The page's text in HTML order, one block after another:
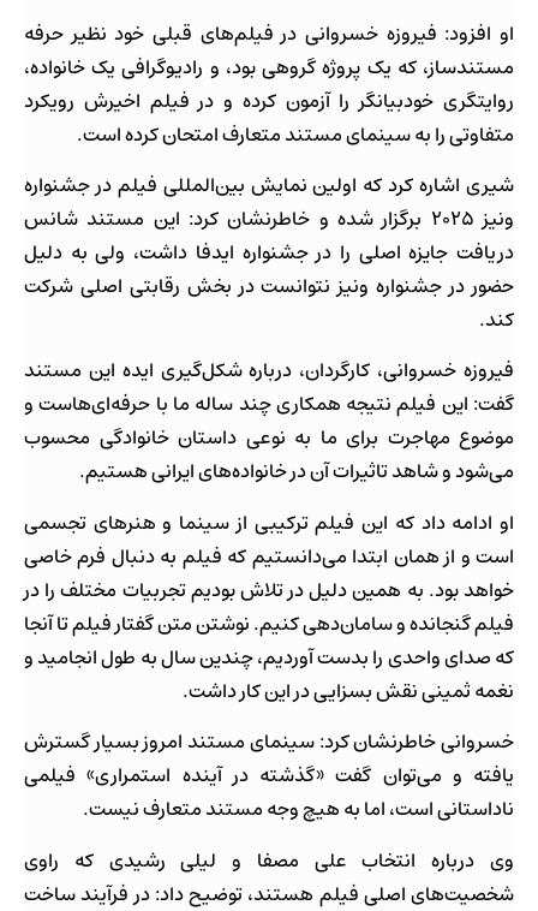
او افزود: فیروزه خسروانی در فیلم‌های قبلی خود نظیر حرفه
مستندساز، که یک پروژه گروهی بود، و رادیوگرافی یک خانواده،
روایتگری خودبیانگر را آزمون کرده و در فیلم اخیرش رویکرد
متفاوتی را به سینمای مستند متعارف امتحان کرده است.
شیری اشاره کرد که اولین نمایش بین‌المللی فیلم در جشنواره
ونیز ۲۰۲۵ برگزار شده و خاطرنشان کرد: این مستند شانس
دریافت جایزه اصلی را در جشنواره ایدفا داشت، ولی به دلیل
حضور در جشنواره ونیز نتوانست در بخش رقابتی اصلی شرکت
کند.
فیروزه خسروانی، کارگردان، درباره شکل‌گیری ایده این مستند
گفت: این فیلم نتیجه همکاری چند ساله ما با حرفه‌ای‌هاست و
موضوع مهاجرت برای ما به نوعی داستان خانوادگی محسوب
می‌شود و شاهد تاثیرات آن در خانواده‌های ایرانی هستیم.
او ادامه داد که این فیلم ترکیبی از سینما و هنرهای تجسمی
است و از همان ابتدا می‌دانستیم که فیلم به دنبال فرم خاصی
خواهد بود. به همین دلیل در تلاش بودیم تجربیات مختلف را در
فیلم گنجانده و سامان‌دهی کنیم. نوشتن متن گفتار فیلم تا آنجا
که صدای واحدی را بدست آوردیم، چندین سال به طول انجامید و
نغمه ثمینی نقش بسزایی در این کار داشت.
خسروانی خاطرنشان کرد: سینمای مستند امروز بسیار گسترش
یافته و می‌توان گفت «گذشته در آینده استمراری» فیلمی
ناداستانی است، اما به هیچ وجه مستند متعارف نیست.
وی درباره انتخاب علی مصفا و لیلی رشیدی که راوی
شخصیت‌های اصلی فیلم هستند، توضیح داد: در فرآیند ساخت